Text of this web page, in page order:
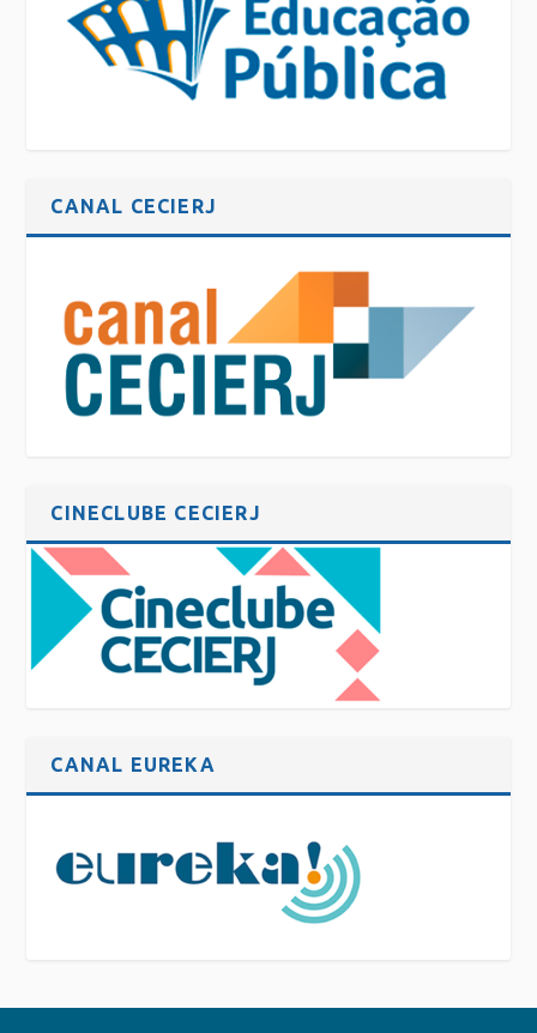
CANAL CECIERJ
CINECLUBE CECIERJ
CANAL EUREKA